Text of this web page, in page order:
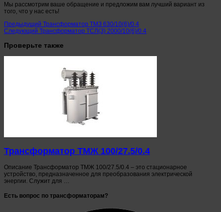
Мы рассмотрим ваше обращение и предложим вам лучший вариант из
того, что у нас есть!
Предыдущий Трансформатор ТМЗ 630/10(6)/0.4
Следующий Трансформатор ТСЛ(З) 2000/10(6)/0.4
Проверьте также
Трансформатор ТМЖ 100/27.5/0.4
Описание Трансформатор ТМЖ 100/27.5/0.4 – это стационарное
устройство, предназначенное для преобразования электрической
энергии. Служит для …
Есть вопрос по трансформаторам?